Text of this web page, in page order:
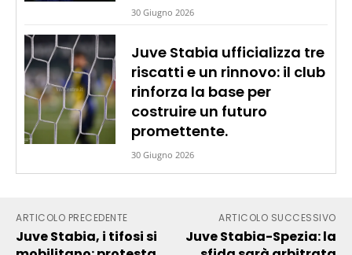
30 Giugno 2026
Juve Stabia ufficializza tre
riscatti e un rinnovo: il club
rinforza la base per
costruire un futuro
promettente.
30 Giugno 2026
ARTICOLO PRECEDENTE
Juve Stabia, i tifosi si
ARTICOLO SUCCESSIVO
Juve Stabia-Spezia: la